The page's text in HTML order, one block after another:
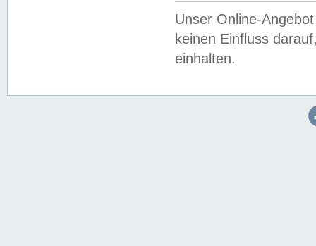
Unser Online-
keinen Einfluss
einhalten.